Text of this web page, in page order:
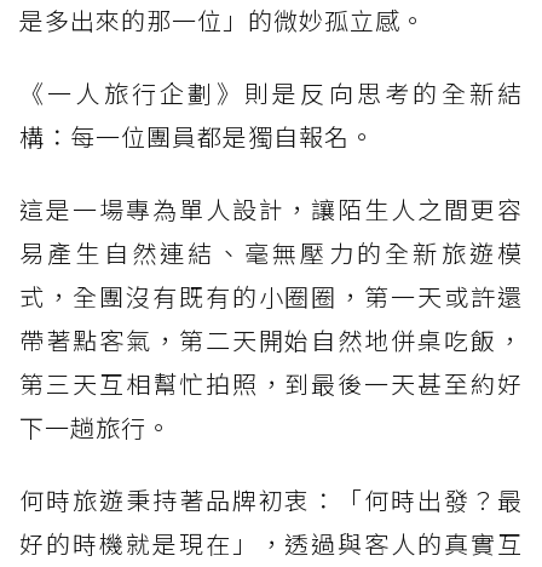
是多出來的那一位」的微妙孤立感。
《一人旅行企劃》則是反向思考的全新結
構：每一位團員都是獨自報名。
這是一場專為單人設計，讓陌生人之間更容
易產生自然連結、毫無壓力的全新旅遊模
式，全團沒有既有的小圈圈，第一天或許還
帶著點客氣，第二天開始自然地併桌吃飯，
第三天互相幫忙拍照，到最後一天甚至約好
下一趟旅行。
何時旅遊秉持著品牌初衷：「何時出發？最
好的時機就是現在」，透過與客人的真實互